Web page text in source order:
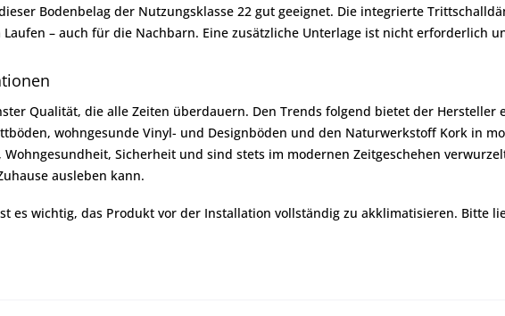
Bodenbelag der Nutzungsklasse 22 gut geeignet. Die integrierte
– auch für die Nachbarn. Eine zusätzliche Unterlage ist nicht erforderlich
Qualität, die alle Zeiten überdauern. Den Trends folgend bietet der
wohngesunde Vinyl- und Designböden und den Naturwerkstoff Kork in
Wohngesundheit, Sicherheit und sind stets im modernen Zeitgeschehen
ausleben kann.
es wichtig, das Produkt vor der Installation vollständig zu akklimatisieren. Bitte